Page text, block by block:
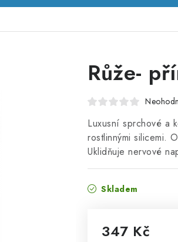
Růže-
Luxusní sprchové a
rostlinnými silicemi.
Uklidňuje nervové
Skladem
347 Kč